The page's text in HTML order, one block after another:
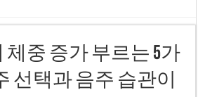
세 상위 10곳 공개…절반은 국영기업
구계·북미 정치권 불신임 압박 직면
리도 못 펴는 열악한 환경
체중 증가 부르는 5가
선택과 음주 습관이